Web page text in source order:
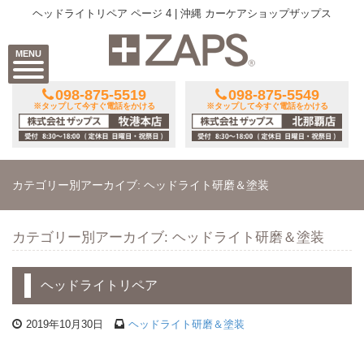
MENU
ヘッドライトリペア ページ 4 | 沖縄 カーケアショップザップス
098-875-5519
※タップして今すぐ電話をかける
098-875-5549
※タップして今すぐ電話をかける
カテゴリー別アーカイブ: ヘッドライト研磨＆塗装
カテゴリー別アーカイブ: ヘッドライト研磨＆塗装
ヘッドライトリペア
2019年10月30日 ヘッドライト研磨＆塗装